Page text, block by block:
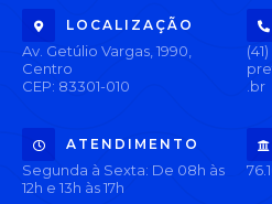
LOCALIZAÇÃO
Av. Getúlio Vargas, 1990,
Centro
CEP: 83301-010
.br
ATENDIMENTO
Segunda à Sexta: De 08h às
12h e 13h às 17h